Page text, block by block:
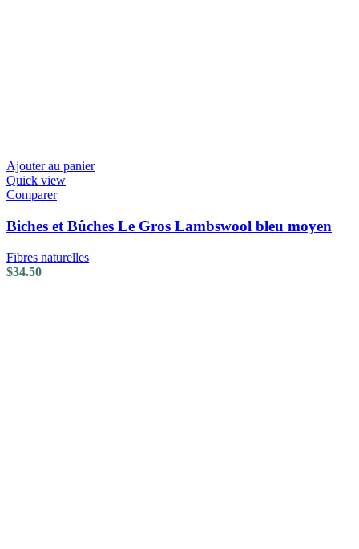
Ajouter au panier
Quick view
Comparer
Biches et Bûches Le Gros Lambswool bleu moyen
Fibres naturelles
$34.50